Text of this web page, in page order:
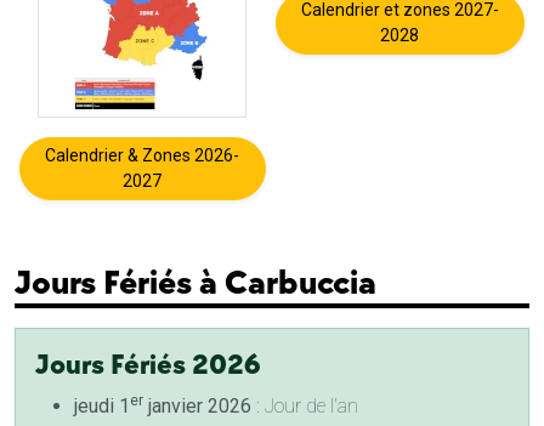
Calendrier & Zones 2026-
2027
Calendrier et zones 2027-
2028
Jours Fériés à Carbuccia
Jours Fériés 2026
jeudi 1 er janvier 2026 : Jour de l'an